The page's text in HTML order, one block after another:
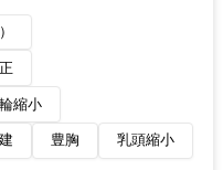
縮小
豊胸 乳頭縮小